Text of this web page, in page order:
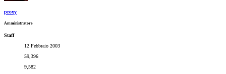
proxy
Amministratore
Staff
12 Febbraio 2003
59,396
9,582